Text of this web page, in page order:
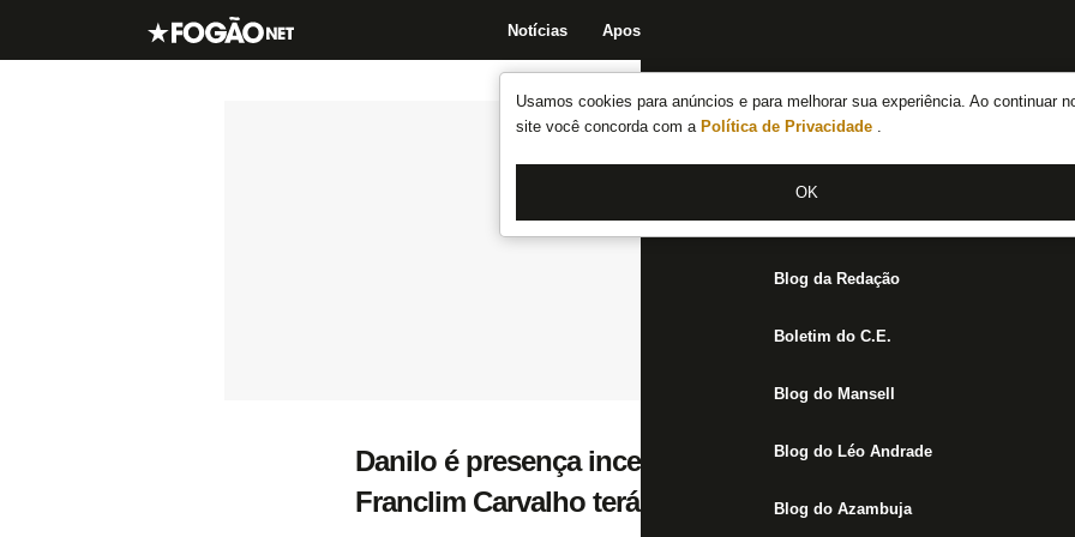
Usamos cookies para anúncios e para melhorar sua experiência. Ao continuar
site você concorda com a Política de Privacidade .
OK
Notícias Apostas
Notícias do Botafogo
Fórum
Jogos
Blog da Redação
Boletim do C.E.
Blog do Mansell
Blog do Léo Andrade
Blog do Azambuja
Danilo é presença incerta em jogos do Botafogo até
Franclim Carvalho terá decisão final